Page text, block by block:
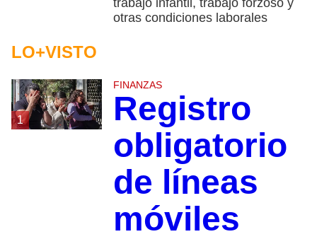
otras condiciones laborales
LO+VISTO
1
FINANZAS
Registro
obligatorio
de líneas
móviles